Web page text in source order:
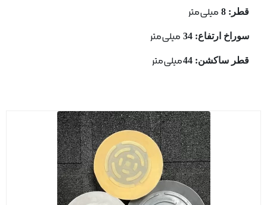
قطر: 8 میلی متر
سوراخ ارتفاع: 34 میلی متر
قطر ساكشن: 44 میلی متر